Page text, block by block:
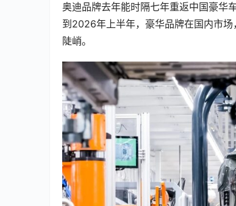
奥迪品牌去年能时隔七年重返中国豪华
到2026年上半年，豪华品牌在国内市
陡峭。